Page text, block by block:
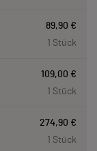
89,90 €
1 Stück
109,00 €
1 Stück
274,90 €
1 Stück